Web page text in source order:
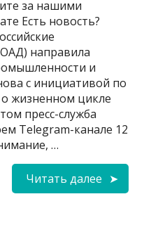
за нашими
Есть новость?
направила
и
с инициативой по
о жизненном цикле
пресс-служба
Telegram-канале 12
…
Читать далее